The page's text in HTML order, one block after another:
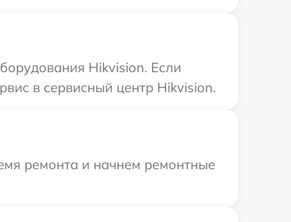
Hikvision. Если
в сервисный центр Hikvision.
ремонта и начнем ремонтные